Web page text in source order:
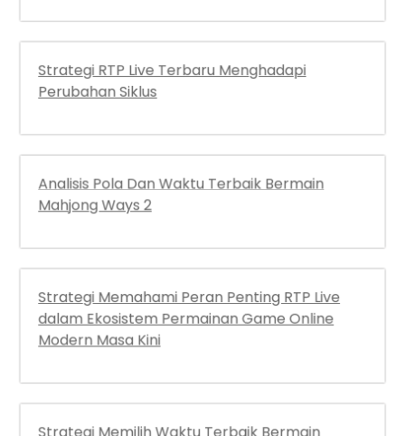
Strategi RTP Live Terbaru Menghadapi
Perubahan Siklus
Analisis Pola Dan Waktu Terbaik Bermain
Mahjong Ways 2
Strategi Memahami Peran Penting RTP Live
dalam Ekosistem Permainan Game Online
Modern Masa Kini